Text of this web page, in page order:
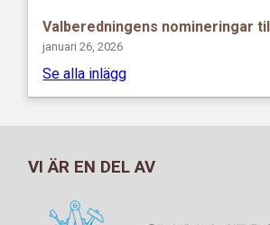
Valberedningens nomineringar
januari 26, 2026
Se alla inlägg
VI ÄR EN DEL AV